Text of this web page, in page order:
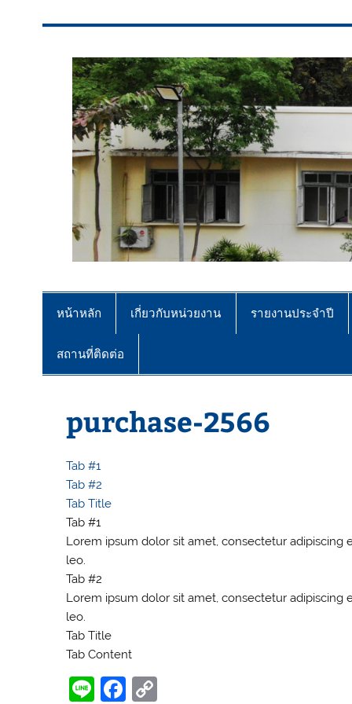
หน้าหลัก เกี่ยวกับหน่วยงาน รายงานประจำปี
สถานที่ติดต่อ
purchase-2566
Tab #1
Tab #2
Tab Title
Tab #1
Lorem ipsum dolor sit amet, consectetur
leo.
Tab #2
Lorem ipsum dolor sit amet, consectetur
leo.
Tab Title
Tab Content
Li F